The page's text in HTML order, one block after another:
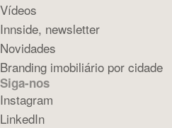
Vídeos
Innside, newsletter
Novidades
Branding imobiliário por cidade
Siga-nos
Instagram
LinkedIn